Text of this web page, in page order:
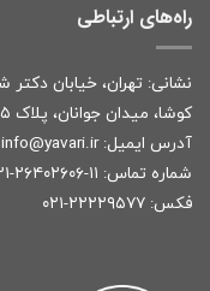
راه‌های ارتباطی
کوشا، میدان جوانان، پلاک ۵
آدرس ایمیل: info@yavari.ir
شماره تماس: ۱۱-۲۶۴۰۲۶۰۶-۰۲۱
فکس: ۲۲۲۲۹۵۷۷-۰۲۱